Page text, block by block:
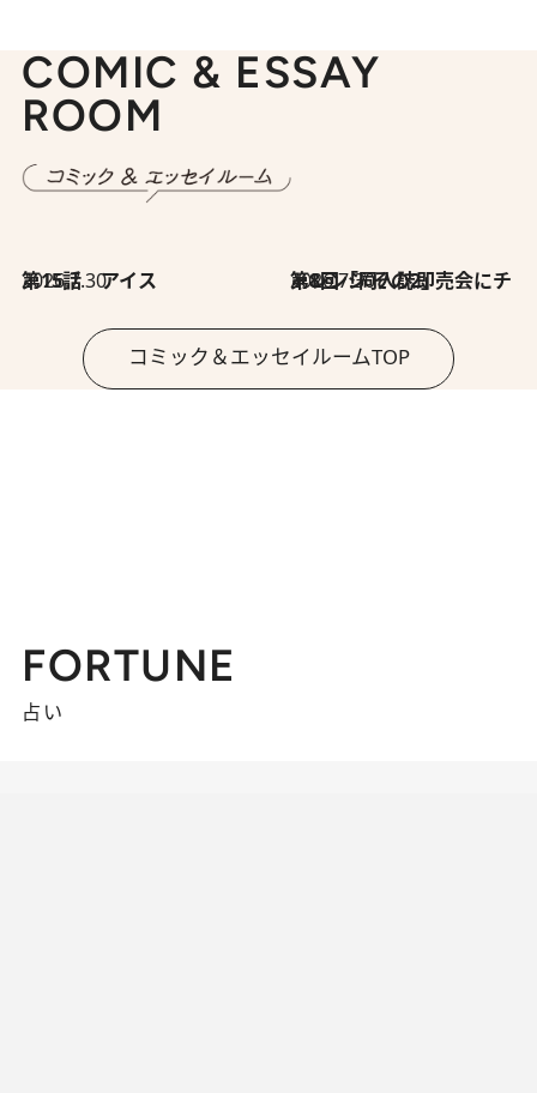
COMIC & ESSAY
ROOM
2026.7.30
第15話 アイス 2026.7.30
第8回「同人誌即売会にチャレンジ その2」
コミック＆エッセイルームTOP
FORTUNE
占い